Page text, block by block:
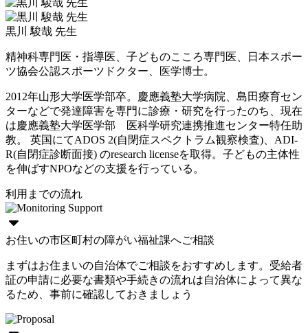
黒川 駿哉 先生
精神科専門医・指導医、子どものこころ専門医、日本スポー
ツ協会公認スポーツドクター、医学博士。
2012年山形大学医学部卒。慶應義塾大学病院、島田療育セン
ターなどで発達障害を専門に診療・研究を行ったのち、現在
は慶應義塾大学医学部 医科学研究連携推進センター特任助
教。 英国にてADOS 2(自閉症スペクトラム観察検査)、ADI-
R(自閉症診断面接) のresearch licenseを取得。子どもの主体性
を伸ばすNPOなどの支援を行っている。
利用までの流れ
お住いの市区町村の障がい福祉課へご相談
まずはお住まいの自治体でご相談をおすすめします。受給者
証の申請に必要な書類や手続きの流れは自治体によって異な
るため、事前に確認しておきましょう